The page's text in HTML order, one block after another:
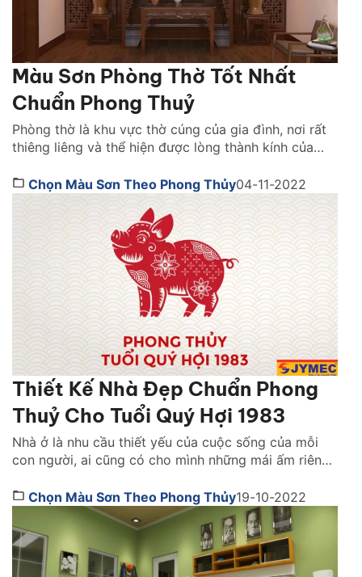
Màu Sơn Phòng Thờ Tốt Nhất
Chuẩn Phong Thuỷ
Phòng thờ là khu vực thờ cúng của gia đình, nơi rất
thiêng liêng và thể hiện được lòng thành kính của
khi thiết kế không gian này, phong thủy là một yếu
tố mà bạn không thể bỏ qua. Vậy, nên chọn […]
Chọn Màu Sơn Theo Phong Thủy04-11-2022
Thiết Kế Nhà Đẹp Chuẩn Phong
Thuỷ Cho Tuổi Quý Hợi 1983
Nhà ở là nhu cầu thiết yếu của cuộc sống của mỗi
con người, ai cũng có cho mình những mái ấm riêng
sẽ kiến tạo nên không gian sống cho gia chủ. Bên
cạnh đó, thiết kế nhà đẹp chuẩn phong thuỷ […]
Chọn Màu Sơn Theo Phong Thủy19-10-2022